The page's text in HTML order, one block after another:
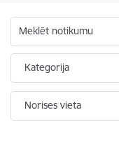
Meklēt notikumu
Kategorija
Norises vieta